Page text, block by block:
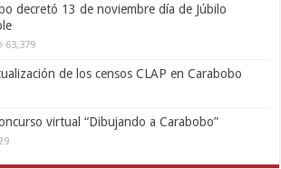
decretó 13 de noviembre día de Júbilo
63,379
de los censos CLAP en Carabobo
virtual “Dibujando a Carabobo”